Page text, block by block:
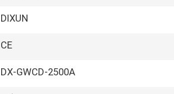
DIXUN
CE
DX-GWCD-2500A